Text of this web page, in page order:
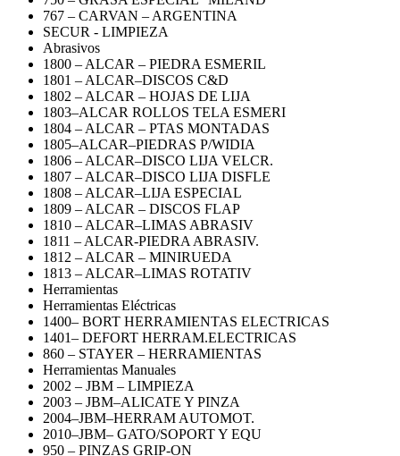
767 – CARVAN – ARGENTINA
SECUR - LIMPIEZA
Abrasivos
1800 – ALCAR – PIEDRA ESMERIL
1801 – ALCAR–DISCOS C&D
1802 – ALCAR – HOJAS DE LIJA
1803–ALCAR ROLLOS TELA ESMERI
1804 – ALCAR – PTAS MONTADAS
1805–ALCAR–PIEDRAS P/WIDIA
1806 – ALCAR–DISCO LIJA VELCR.
1807 – ALCAR–DISCO LIJA DISFLE
1808 – ALCAR–LIJA ESPECIAL
1809 – ALCAR – DISCOS FLAP
1810 – ALCAR–LIMAS ABRASIV
1811 – ALCAR-PIEDRA ABRASIV.
1812 – ALCAR – MINIRUEDA
1813 – ALCAR–LIMAS ROTATIV
Herramientas
Herramientas Eléctricas
1400– BORT HERRAMIENTAS ELECTRICAS
1401– DEFORT HERRAM.ELECTRICAS
860 – STAYER – HERRAMIENTAS
Herramientas Manuales
2002 – JBM – LIMPIEZA
2003 – JBM–ALICATE Y PINZA
2004–JBM–HERRAM AUTOMOT.
2010–JBM– GATO/SOPORT Y EQU
950 – PINZAS GRIP-ON